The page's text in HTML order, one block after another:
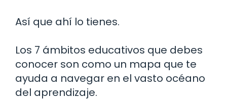
Así que ahí lo tienes.
Los 7 ámbitos educativos que debes
conocer son como un mapa que te
ayuda a navegar en el vasto océano
del aprendizaje.